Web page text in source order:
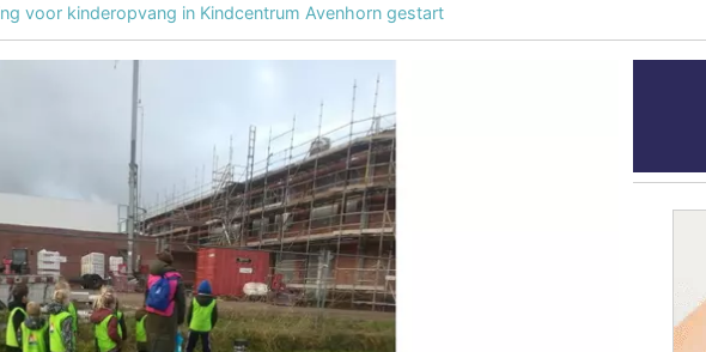
voor kinderopvang in Kindcentrum Avenhorn gestart